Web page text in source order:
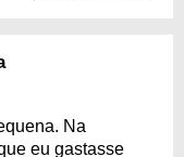
Na
eu gastasse